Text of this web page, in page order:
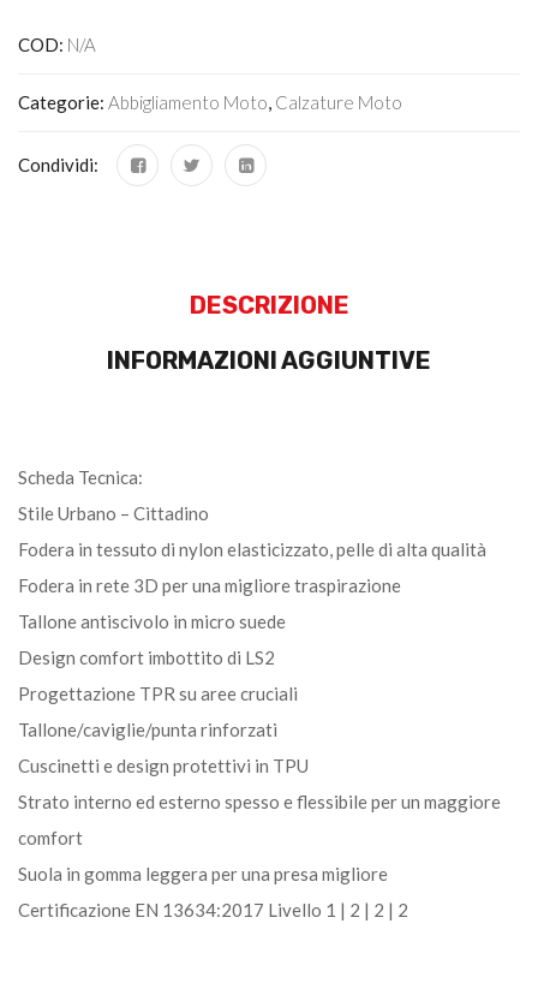
COD: N/A
Categorie: Abbigliamento Moto, Calzature Moto
Condividi:
DESCRIZIONE
INFORMAZIONI AGGIUNTIVE
Scheda Tecnica:
Stile Urbano – Cittadino
Fodera in tessuto di nylon elasticizzato, pelle di alta qualità
Fodera in rete 3D per una migliore traspirazione
Tallone antiscivolo in micro suede
Design comfort imbottito di LS2
Progettazione TPR su aree cruciali
Tallone/caviglie/punta rinforzati
Cuscinetti e design protettivi in TPU
Strato interno ed esterno spesso e flessibile per un maggiore
comfort
Suola in gomma leggera per una presa migliore
Certificazione EN 13634:2017 Livello 1 | 2 | 2 | 2